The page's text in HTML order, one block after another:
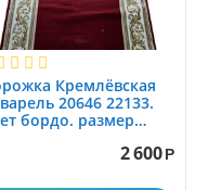
Кремлёвская
20646 22133.
бордо. размер
2 600 Р